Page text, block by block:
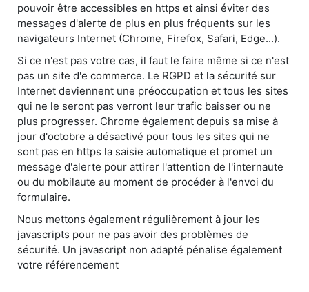
pouvoir être accessibles en https et ainsi éviter des
messages d'alerte de plus en plus fréquents sur les
navigateurs Internet (Chrome, Firefox, Safari, Edge...).
Si ce n'est pas votre cas, il faut le faire même si ce n'est
pas un site d'e commerce. Le RGPD et la sécurité sur
Internet deviennent une préoccupation et tous les sites
qui ne le seront pas verront leur trafic baisser ou ne
plus progresser. Chrome également depuis sa mise à
jour d'octobre a désactivé pour tous les sites qui ne
sont pas en https la saisie automatique et promet un
message d'alerte pour attirer l'attention de l'internaute
ou du mobilaute au moment de procéder à l'envoi du
formulaire.
Nous mettons également régulièrement à jour les
javascripts pour ne pas avoir des problèmes de
sécurité. Un javascript non adapté pénalise également
votre référencement